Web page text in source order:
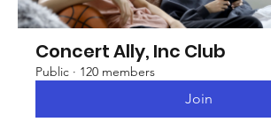
Concert Ally, Inc Club
Public · 120 members
Join